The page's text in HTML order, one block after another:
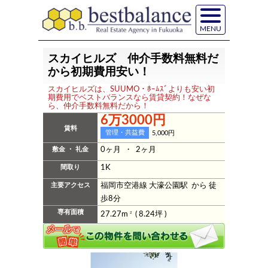
MENU
スカイヒルズ 仲介手数料無料だ
から初期費用安い！
スカイヒルズは、SUUMO・ﾎｰﾑｽﾞよりも安い初
期費用でベストバランスなら賃貸契約！なぜな
ら、仲介手数料無料だから！
賃料
6万3000円
管理・共益費 5,000円
敷金 ・ 礼金 0ヶ月 ・ 2ヶ月
間取り 1K
主要アクセス
福岡市空港線 大濠公園駅 から 徒
歩8分
専有面積 27.27m2 ( 8.24坪 )